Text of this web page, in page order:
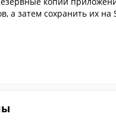
а затем сохранить их на